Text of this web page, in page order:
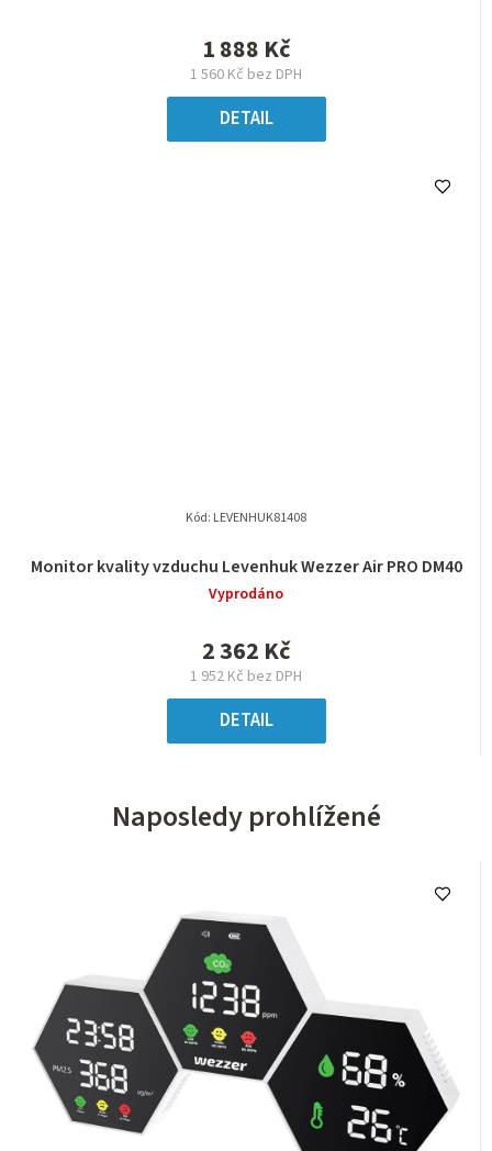
1 560 Kč bez DPH
1 888 Kč
DETAIL
Monitor kvality vzduchu Levenhuk Wezzer Air PRO DM40
Vyprodáno
1 952 Kč bez DPH
2 362 Kč
DETAIL
Kód: LEVENHUK81408
Naposledy prohlížené